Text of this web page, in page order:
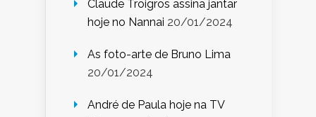
Claude Troigros assina jantar
hoje no Nannai 20/01/2024
As foto-arte de Bruno Lima
20/01/2024
André de Paula hoje na TV